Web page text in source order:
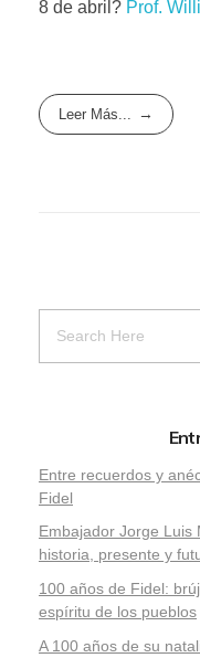
8 de abril? Prof.
Leer Más...
Entre recuerdos y
Fidel
Embajador Jorge Luis
historia, presente y
100 años de Fidel:
espíritu de los pueblos
A 100 años de su